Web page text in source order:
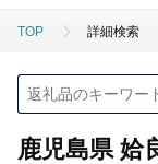
TOP 詳細検索
鹿児島県 姶